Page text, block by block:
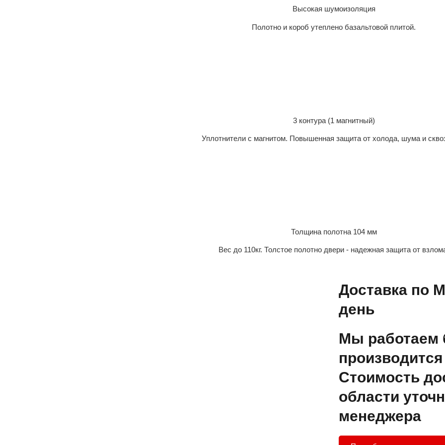
Высокая шумоизоляция
Полотно и короб утеплено базальтовой плитой.
3 контура (1 магнитный)
Уплотнители с магнитом. Повышенная защита от холода, шума и
Толщина полотна 104 мм
Вес до 110кг. Толстое полотно двери - надежная защита от
Доставка по
день
Мы работаем
Стоимость
области
менеджера